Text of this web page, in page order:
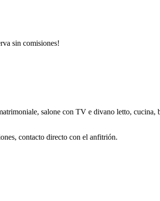
sin comisiones!
salone con TV e divano letto,
contacto directo con el anfitrión.